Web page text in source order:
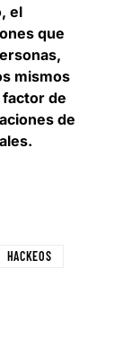
el
que
mismos
de
de
HACKEOS